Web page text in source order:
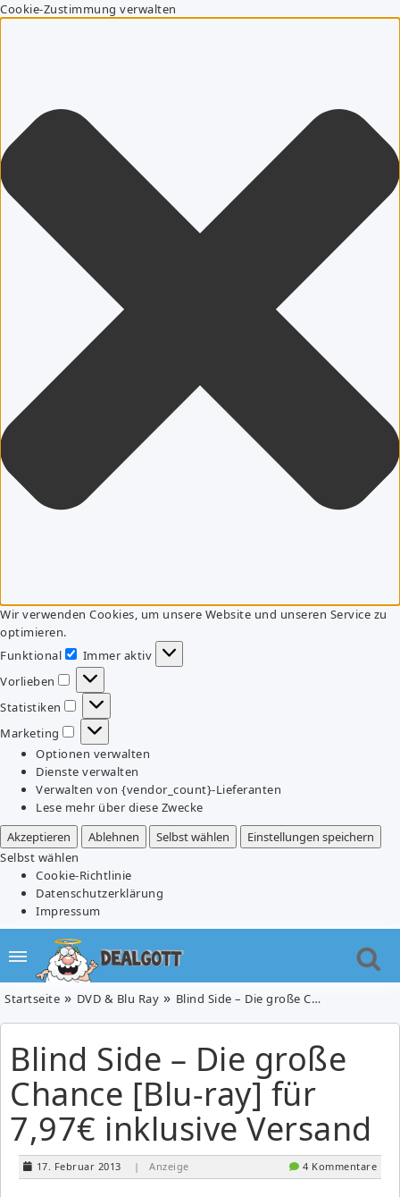
Cookie-Zustimmung verwalten
Wir verwenden Cookies, um unsere Website und unseren Service zu
optimieren.
Funktional
Funktional
Immer aktiv
Vorlieben
Vorlieben
Statistiken
Statistiken
Marketing
Marketing
Optionen verwalten
Dienste verwalten
Verwalten von {vendor_count}-Lieferanten
Lese mehr über diese Zwecke
Akzeptieren
Ablehnen Selbst wählen
Einstellungen speichern
Selbst wählen
Cookie-Richtlinie
Datenschutzerklärung
Impressum
Startseite DVD & Blu Ray Blind Side – Die große Chance [Blu-ray] für 7,97€ inklusive Versand
Blind Side – Die große
Chance [Blu-ray] für
7,97€ inklusive Versand
17. Februar 2013 | Anzeige 4 Kommentare